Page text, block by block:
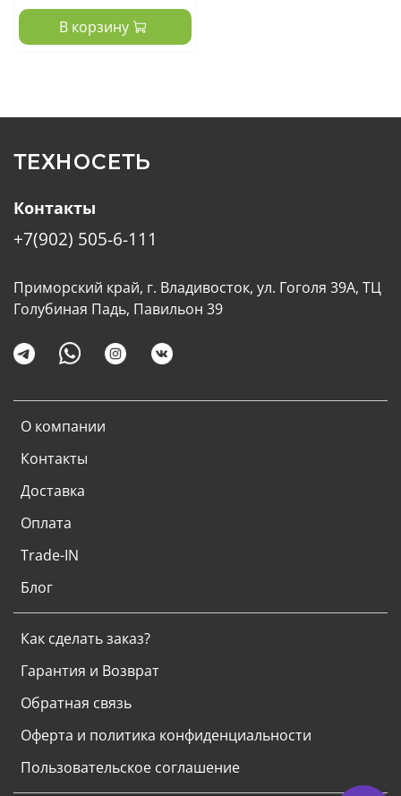
В корзину
ТЕХНОСЕТЬ
О компании
Контакты
Доставка
Оплата
Trade-IN
Блог
Как сделать заказ?
Гарантия и Возврат
Обратная связь
Оферта и политика конфиденциальности
Пользовательское соглашение
Контакты
+7(902) 505-6-111
Приморский край, г. Владивосток, ул. Гоголя 39А, ТЦ
Голубиная Падь, Павильон 39